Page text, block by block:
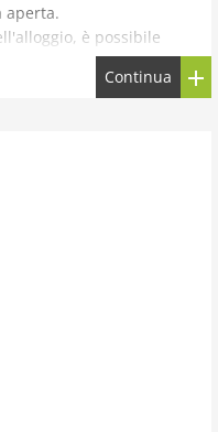
aperta.
è possibile
piedi in circa 15
le oltre 30 spiagge
links è famoso nel
viste sulla
orientali.
le splendide
Continua